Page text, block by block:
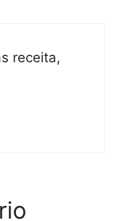
receita,